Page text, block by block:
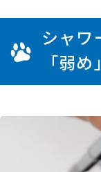
シャワ
「弱め」